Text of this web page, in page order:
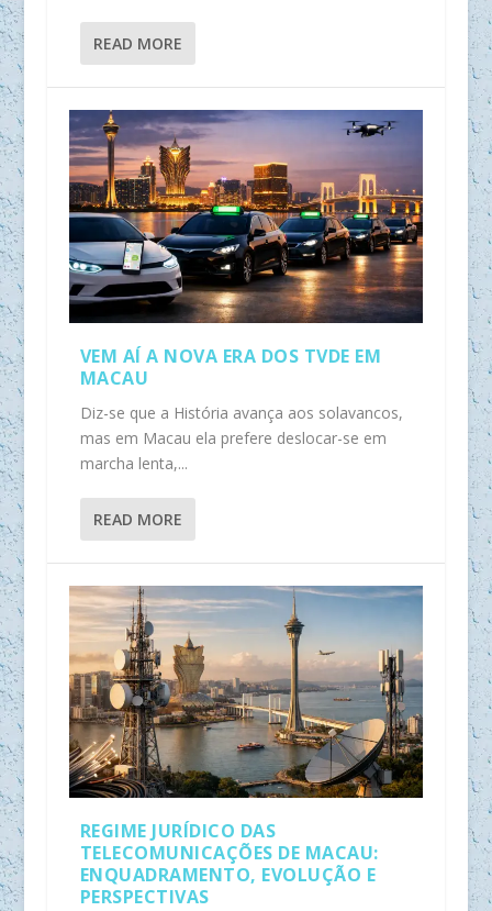
READ MORE
VEM AÍ A NOVA ERA DOS TVDE EM
MACAU
Diz-se que a História avança aos solavancos,
mas em Macau ela prefere deslocar-se em
marcha lenta,...
READ MORE
REGIME JURÍDICO DAS
TELECOMUNICAÇÕES DE MACAU:
ENQUADRAMENTO, EVOLUÇÃO E
PERSPECTIVAS